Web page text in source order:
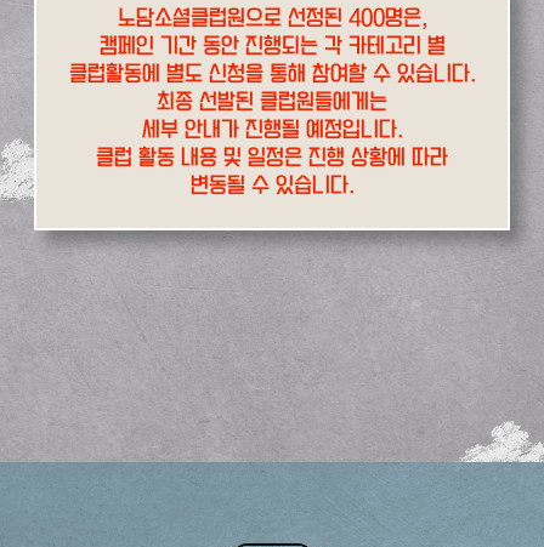
노담소셜클럽원으로 선정된 400명은,
캠페인 기간 동안 진행되는 각 카테고리 별
클럽활동에 별도 신청을 통해 참여할 수 있습니다.
최종 선발된 클럽원들에게는
세부 안내가 진행될 예정입니다.
클럽 활동 내용 및 일정은 진행 상황에 따라
변동될 수 있습니다.